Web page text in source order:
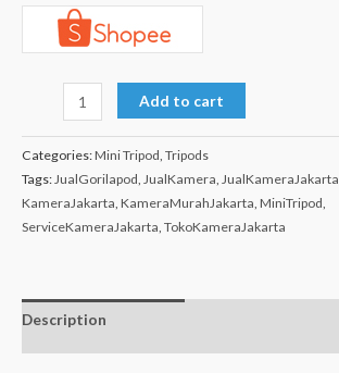
Add to cart
Categories:Mini Tripod Tripods
Tags: JualGorilapod JualKamera JualKameraJakarta
KameraJakarta KameraMurahJakarta MiniTripod
ServiceKameraJakarta TokoKameraJakarta
Description